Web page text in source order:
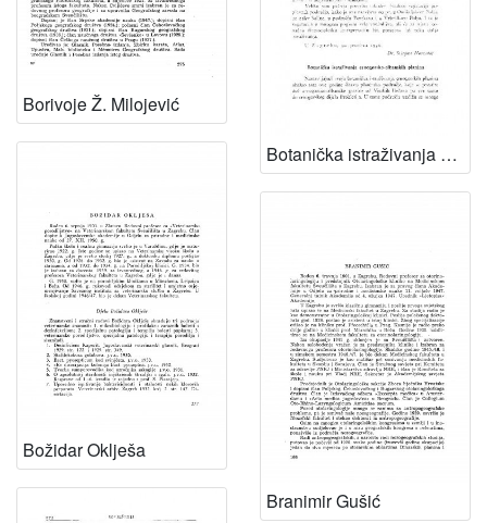
Borivoje Ž. Milojević
Botanička istraživanja crnogorsko-albanskih planina / F. Kušan
Božidar Oklješa
Branimir Gušić